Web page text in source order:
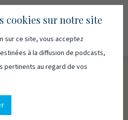
cookies sur notre site
sur ce site, vous acceptez
à la diffusion de podcasts,
pertinents au regard de vos